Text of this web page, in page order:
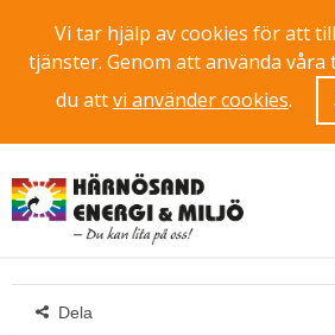
Vi tar hjälp av cookies för att
tjänster. Genom att använda
du attvi använder cookies.
Dela